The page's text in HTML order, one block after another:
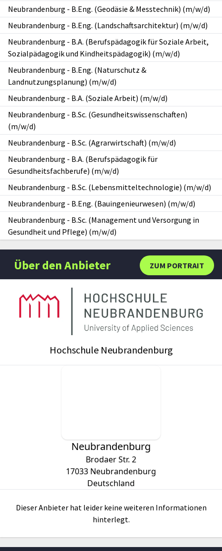
Neubrandenburg - B.Eng. (Geodäsie & Messtechnik) (m/w/d)
Neubrandenburg - B.Eng. (Landschaftsarchitektur) (m/w/d)
Neubrandenburg - B.A. (Berufspädagogik für Soziale Arbeit,
Sozialpädagogik und Kindheitspädagogik) (m/w/d)
Neubrandenburg - B.Eng. (Naturschutz &
Landnutzungsplanung) (m/w/d)
Neubrandenburg - B.A. (Soziale Arbeit) (m/w/d)
Neubrandenburg - B.Sc. (Gesundheitswissenschaften)
(m/w/d)
Neubrandenburg - B.Sc. (Agrarwirtschaft) (m/w/d)
Neubrandenburg - B.A. (Berufspädagogik für
Gesundheitsfachberufe) (m/w/d)
Neubrandenburg - B.Sc. (Lebensmitteltechnologie) (m/w/d)
Neubrandenburg - B.Eng. (Bauingenieurwesen) (m/w/d)
Neubrandenburg - B.Sc. (Management und Versorgung in
Gesundheit und Pflege) (m/w/d)
ZUM PORTRAIT
Über den Anbieter
Hochschule Neubrandenburg
Neubrandenburg
Brodaer Str. 2
17033 Neubrandenburg
Deutschland
Dieser Anbieter hat leider keine weiteren Informationen
hinterlegt.